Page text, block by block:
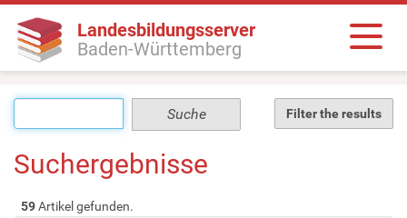
Landesbildungsserver
Baden-Württemberg
Filter the results
Suchergebnisse
59Artikel gefunden.